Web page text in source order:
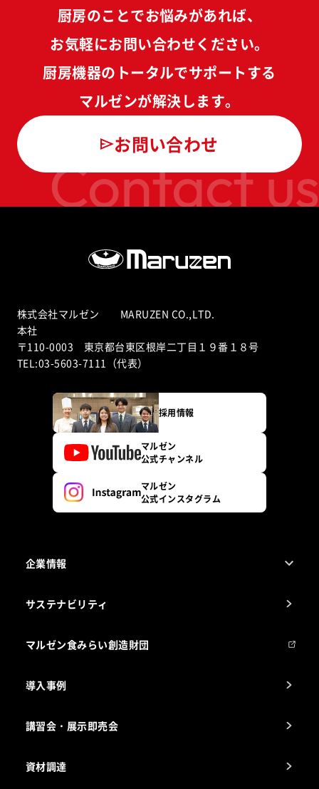
Contact us
厨房のことでお悩みがあれば、
お気軽にお問い合わせください。
厨房機器のトータルでサポートする
マルゼンが解決します。
お問い合わせ
株式会社マルゼン MARUZEN CO.,LTD.
本社
〒110-0003 東京都台東区根岸二丁目１９番１８号
TEL:03-5603-7111（代表）
採用情報
マルゼン
公式チャンネル
マルゼン
公式インスタグラム
企業情報
会社組織
製品の開発
事業所一覧
サステナビリティ
マルゼン食みらい創造財団
導入事例
講習会・展示即売会
資材調達